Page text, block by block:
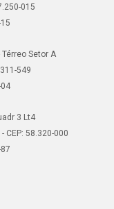
015
Setor A
549
3 Lt4
CEP: 58.320-000